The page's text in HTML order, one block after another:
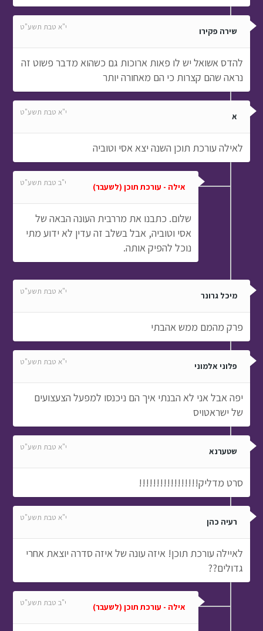
שירה פקירו י"א טבת תשע"ט
להדס אשואל יש לו פאות ארוכות גם כשהוא מדבר פשוט זה
נראה שהם קצרות כי הם מאחורה יותר
א י"א טבת תשע"ט
לאילה עורכת תוכן השנה יצא אסי וטוביה
אילה - עורכת תוכן (לשעבר) י"ב טבת תשע"ט
שלום. כתבנו את מררבית העונה הבאה של
אסי וטוביה, אבל בשלב זה עדין לא ידוע מתי
נוכל להפיק אותה.
מיכל גרונר י"א טבת תשע"ט
פרק מהמם ממש אהבתי
פלוני אלמוני י"א טבת תשע"ט
יפה אבל אני לא הבנתי איך הם ניכנסו למפעל הצעצועים
של ישראטויס
שטערנא י"א טבת תשע"ט
סרט מדליק!!!!!!!!!!!!!!!!!
רעיה כהן י"א טבת תשע"ט
לאיילה עורכת תוכן! איזה עונה של איזה סדרה יוצאת אחרי
גדולים??
אילה - עורכת תוכן (לשעבר) י"ב טבת תשע"ט